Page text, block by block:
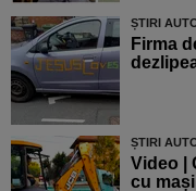
ȘTIRI
Firma
ȘTIRI
Video |
cu